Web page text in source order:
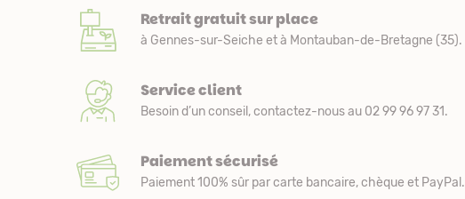
Retrait gratuit sur place
à Gennes-sur-Seiche et à Montauban-de-Bretagne (35).
Service client
Besoin d’un conseil, contactez-nous au 02 99 96 97 31.
Paiement sécurisé
Paiement 100% sûr par carte bancaire, chèque et PayPal.